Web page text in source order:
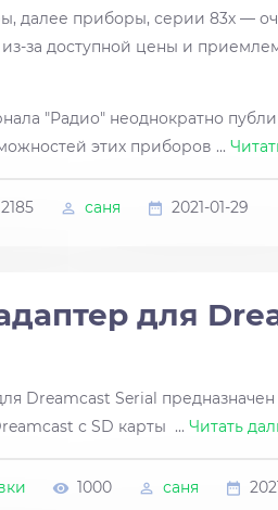
далее приборы, серии 83х —
за доступной цены и
"Радио" неоднократно
этих приборов ...
2185 саня 2021-01-29
для
Dreamcast Serial
с SD карты ...Читать
1000 саня